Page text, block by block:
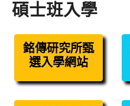
碩士班入學
銘傳研究所甄
選入學網站